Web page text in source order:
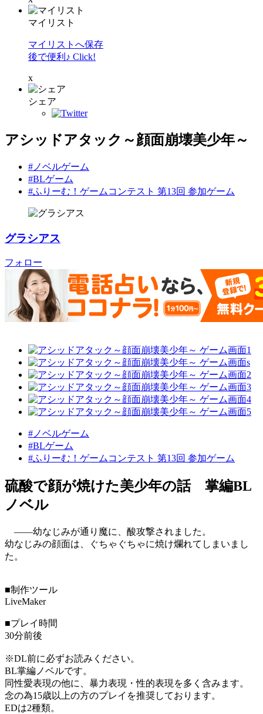
マイリスト
マイリストへ保存
後で便利♪ Click!
x
シェア
アシッドアタック～顔面崩壊美少年～
#ノベルゲーム
#BLゲーム
#ふりーむ！ゲームコンテスト 第13回 参加ゲーム
グラシアス
フォロー
#ノベルゲーム
#BLゲーム
#ふりーむ！ゲームコンテスト 第13回 参加ゲーム
硫酸で顔が焼けた美少年の話 掌編BL
ノベル
――幼なじみが通り魔に、酸攻撃されました。
幼なじみの顔面は、ぐちゃぐちゃに焼け爛れてしまいまし
た。
■制作ツール
LiveMaker
■プレイ時間
30分前後
※DL前に必ずお読みください。
BL掌編ノベルです。
同性愛表現の他に、暴力表現・性的表現を多く含みます。
念の為15歳以上の方のプレイを推奨しております。
EDは2種類。